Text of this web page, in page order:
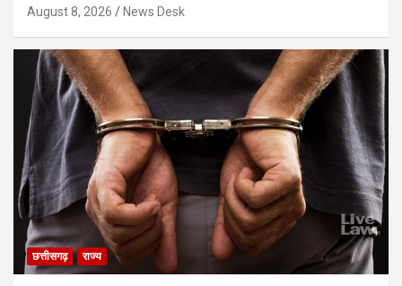
August 8, 2026 News Desk
छत्तीसगढ़ राज्य